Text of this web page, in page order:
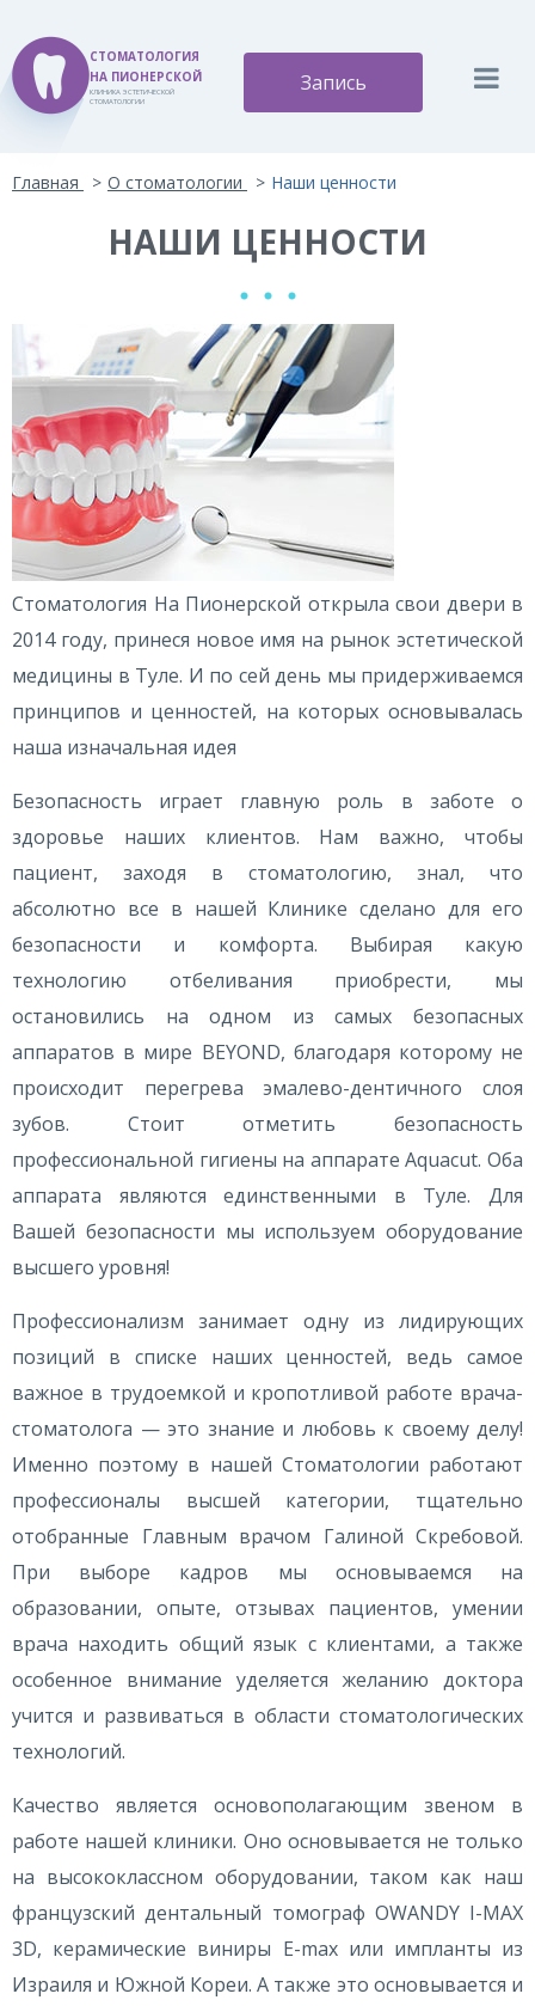
СТОМАТОЛОГИЯ
НА ПИОНЕРСКОЙ
КЛИНИКА ЭСТЕТИЧЕСКОЙ
СТОМАТОЛОГИИ
Запись
Главная О стоматологии Наши ценности
НАШИ ЦЕННОСТИ
Стоматология На Пионерской открыла свои двери в
2014 году, принеся новое имя на рынок эстетической
медицины в Туле. И по сей день мы придерживаемся
принципов и ценностей, на которых основывалась
наша изначальная идея
Безопасность играет главную роль в заботе о
здоровье наших клиентов. Нам важно, чтобы
пациент, заходя в стоматологию, знал, что
абсолютно все в нашей Клинике сделано для его
безопасности и комфорта. Выбирая какую
технологию отбеливания приобрести, мы
остановились на одном из самых безопасных
аппаратов в мире BEYOND, благодаря которому не
происходит перегрева эмалево-дентичного слоя
зубов. Стоит отметить безопасность
профессиональной гигиены на аппарате Aquacut. Оба
аппарата являются единственными в Туле. Для
Вашей безопасности мы используем оборудование
высшего уровня!
Профессионализм занимает одну из лидирующих
позиций в списке наших ценностей, ведь самое
важное в трудоемкой и кропотливой работе врача-
стоматолога — это знание и любовь к своему делу!
Именно поэтому в нашей Стоматологии работают
профессионалы высшей категории, тщательно
отобранные Главным врачом Галиной Скребовой.
При выборе кадров мы основываемся на
образовании, опыте, отзывах пациентов, умении
врача находить общий язык с клиентами, а также
особенное внимание уделяется желанию доктора
учится и развиваться в области стоматологических
технологий.
Качество является основополагающим звеном в
работе нашей клиники. Оно основывается не только
на высококлассном оборудовании, таком как наш
французский дентальный томограф OWANDY I-MAX
3D, керамические виниры E-max или импланты из
Израиля и Южной Кореи. А также это основывается и
ВыклРазмер шрифта: A A AЦветовая схема:
A
A A A